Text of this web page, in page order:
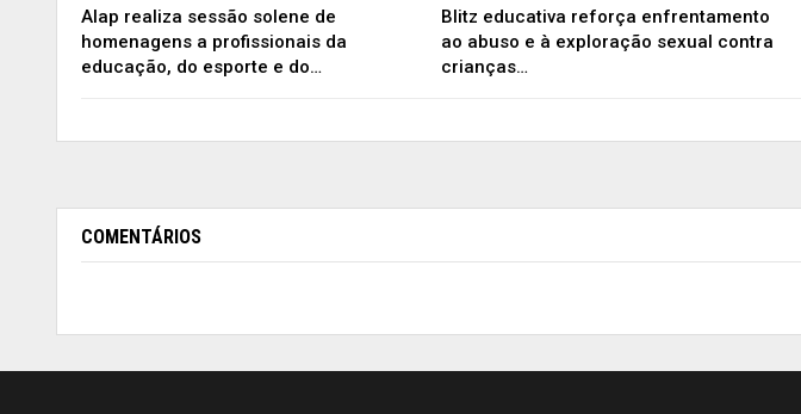
Alap realiza sessão solene de
homenagens a profissionais da
educação, do esporte e do…
Blitz educativa reforça enfrentamento
ao abuso e à exploração sexual contra
crianças…
COMENTÁRIOS